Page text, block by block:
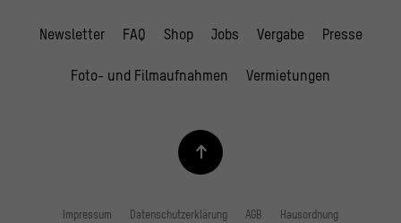
Newsletter FAQ Shop Jobs Vergabe Presse
Foto- und Filmaufnahmen Vermietungen
Impressum Datenschutzerklärung AGB Hausordnung